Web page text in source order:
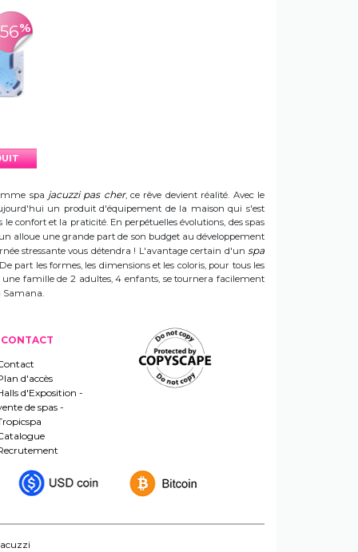
%
spa jacuzzi pas cher, ce rêve devient réalité. Avec le
un produit d'équipement de la maison qui s'est
confort et la praticité. En perpétuelles évolutions, des spas
alloue une grande part de son budget au développement
stressante vous détendra ! L'avantage certain d'un spa
part les formes, les dimensions et les coloris, pour tous les
une famille de 2 adultes, 4 enfants, se tournera facilement
Samana.
CONTACT
d'accès
d'Exposition -
de spas -